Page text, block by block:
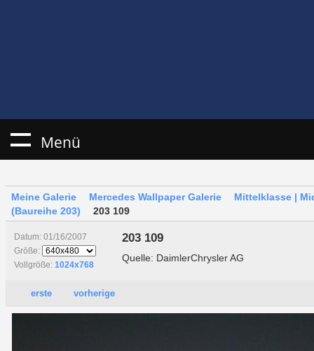
Menü
Meine Galerie Mercedes Wallpaper Galerie
Mittelklasse |
(Baureihe 203)
203 109
Datum: 01/16/2007
Größe:
Vollgröße: 1024x768
203 109
Quelle: DaimlerChrysler AG
erste vorherige